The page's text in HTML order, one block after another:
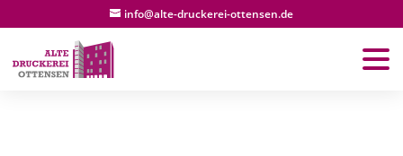
info@alte-druckerei-ottensen.de